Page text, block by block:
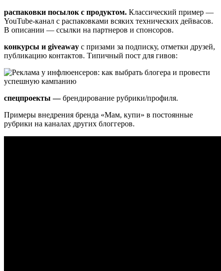
распаковки посылок с продуктом. Классический пример —
YouTube-канал с распаковками всяких технических дейвасов.
В описании — ссылки на партнеров и спонсоров.
конкурсы и giveaway с призами за подписку, отметки друзей,
публикацию контактов. Типичный пост для гивов:
спецпроекты —брендирование рубрики/профиля.
Примеры внедрения бренда «Мам, купи» в постоянные
рубрики на каналах других блоггеров.